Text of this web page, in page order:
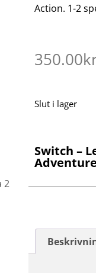
Action. 1-2
350.00
Slut i lager
Switch –